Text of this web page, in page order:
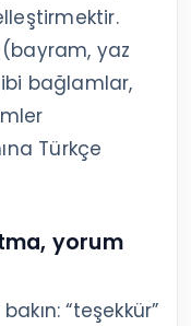
yaz
bağlamlar,
Türkçe
yorum
“teşekkür”